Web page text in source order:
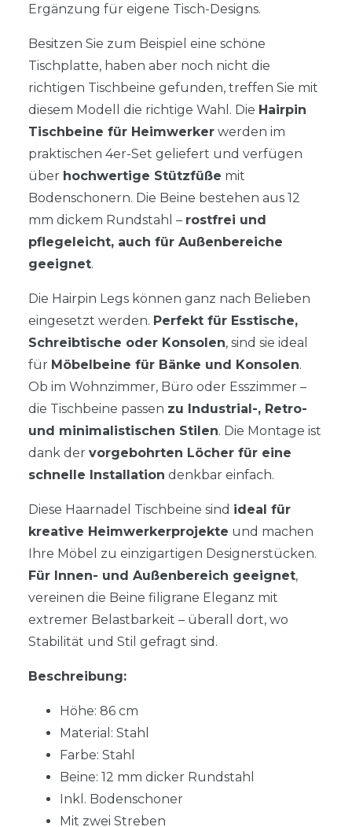
Ergänzung für eigene Tisch-Designs.
Besitzen Sie zum Beispiel eine schöne
Tischplatte, haben aber noch nicht die
richtigen Tischbeine gefunden, treffen Sie mit
diesem Modell die richtige Wahl. Die Hairpin
Tischbeine für Heimwerker werden im
praktischen 4er-Set geliefert und verfügen
über hochwertige Stützfüße mit
Bodenschonern. Die Beine bestehen aus 12
mm dickem Rundstahl – rostfrei und
pflegeleicht, auch für Außenbereiche
geeignet.
Die Hairpin Legs können ganz nach Belieben
eingesetzt werden. Perfekt für Esstische,
Schreibtische oder Konsolen, sind sie ideal
für Möbelbeine für Bänke und Konsolen.
Ob im Wohnzimmer, Büro oder Esszimmer –
die Tischbeine passen zu Industrial-, Retro-
und minimalistischen Stilen. Die Montage ist
dank der vorgebohrten Löcher für eine
schnelle Installation denkbar einfach.
Diese Haarnadel Tischbeine sind ideal für
kreative Heimwerkerprojekte und machen
Ihre Möbel zu einzigartigen Designerstücken.
Für Innen- und Außenbereich geeignet,
vereinen die Beine filigrane Eleganz mit
extremer Belastbarkeit – überall dort, wo
Stabilität und Stil gefragt sind.
Beschreibung:
Höhe: 86 cm
Material: Stahl
Farbe: Stahl
Beine: 12 mm dicker Rundstahl
Inkl. Bodenschoner
Mit zwei Streben